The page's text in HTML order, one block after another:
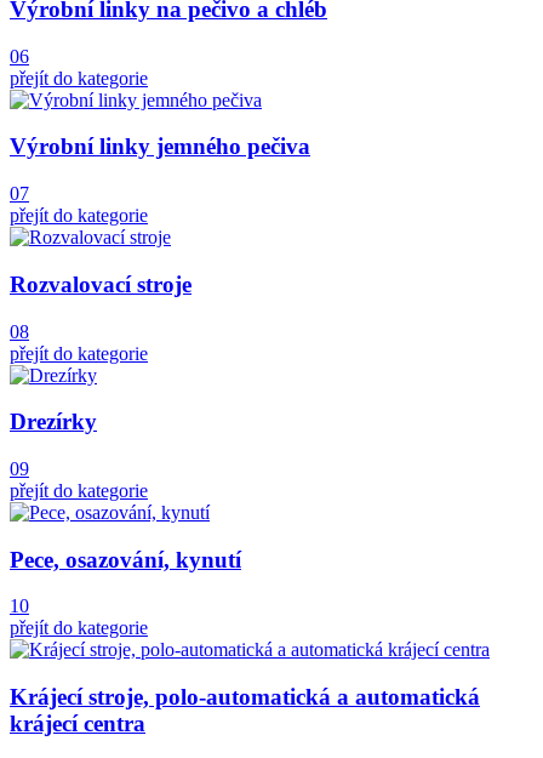
Výrobní linky na pečivo a chléb
06
přejít do kategorie
Výrobní linky jemného pečiva
07
přejít do kategorie
Rozvalovací stroje
08
přejít do kategorie
Drezírky
09
přejít do kategorie
Pece, osazování, kynutí
10
přejít do kategorie
Krájecí stroje, polo-automatická a automatická
krájecí centra